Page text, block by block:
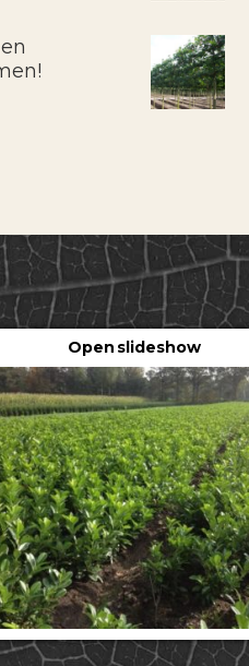
Open slideshow